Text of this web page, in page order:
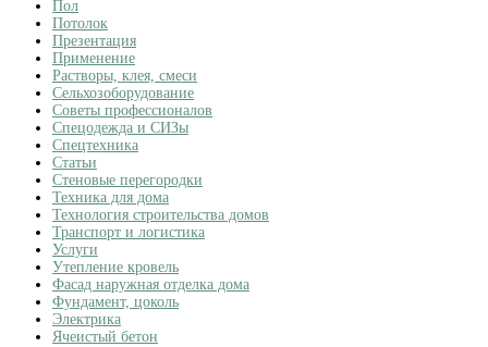
Пол
Потолок
Презентация
Применение
Растворы, клея, смеси
Сельхозоборудование
Советы профессионалов
Спецодежда и СИЗы
Спецтехника
Статьи
Стеновые перегородки
Техника для дома
Технология строительства домов
Транспорт и логистика
Услуги
Утепление кровель
Фасад наружная отделка дома
Фундамент, цоколь
Электрика
Ячеистый бетон